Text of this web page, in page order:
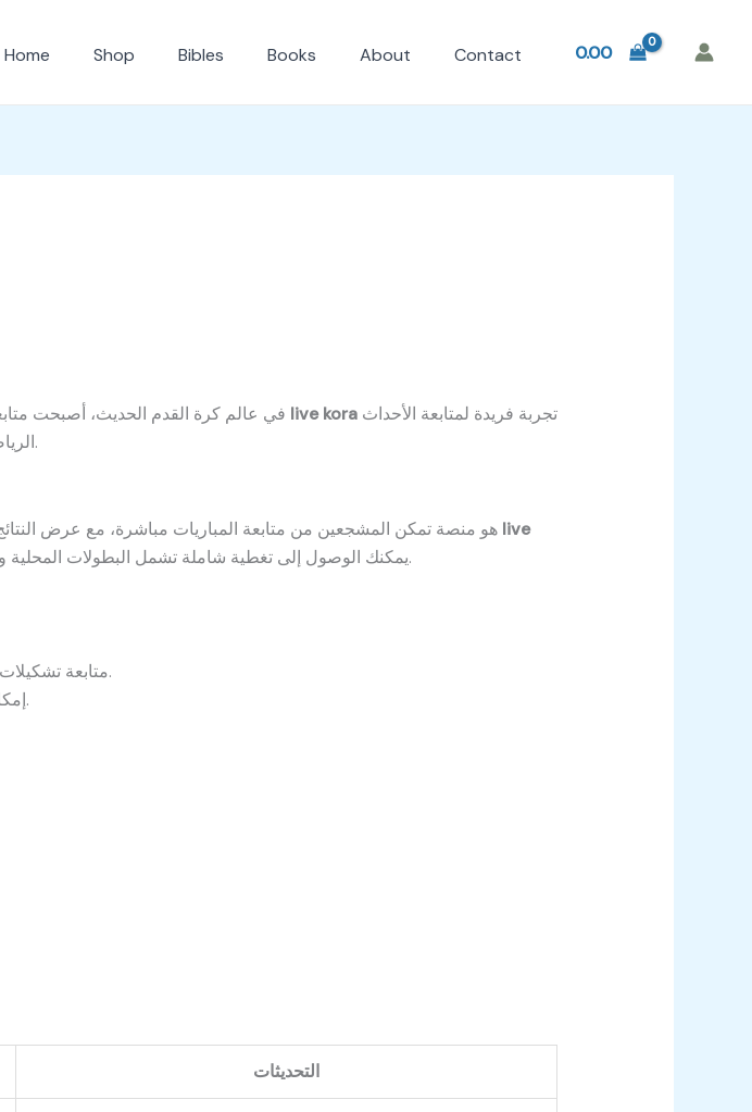
Home Shop Bibles Books About Contact 0.00
live koraتجربة فريدة لمتابعة الأحداث
الرياضية في الوقت الفعلي، مع تحديثات لحظية للنتائج والإحصائيات والتشكيلات.
هو منصة تمكن المشجعين من متابعة المباريات مباشرة، مع عرض النتائج لحظة بلحظة، ومعلومات دقيقة عن كل فريق ولاعب. من خلال live
، يمكنك الوصول إلى تغطية شاملة تشمل البطولات المحلية والدولية، سواء كانت الدوري الإنجليزي، الإسباني، أو البطولات العربية.
متابعة تشكيلات الفرق والأحداث المهمة مثل الأهداف والبطاقات الحمراء والصفراء.
إمكانية مشاهدة المباريات على الهواء مباشرة أو متابعة التغطية النصية.
التحديثات